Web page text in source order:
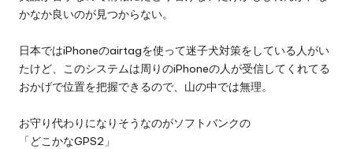
かなか良いのが見つからない。
日本ではiPhoneのairtagを使って迷子犬対策をしている人がい
たけど、このシステムは周りのiPhoneの人が受信してくれてる
おかげで位置を把握できるので、山の中では無理。
お守り代わりになりそうなのがソフトバンクの
「どこかなGPS2」